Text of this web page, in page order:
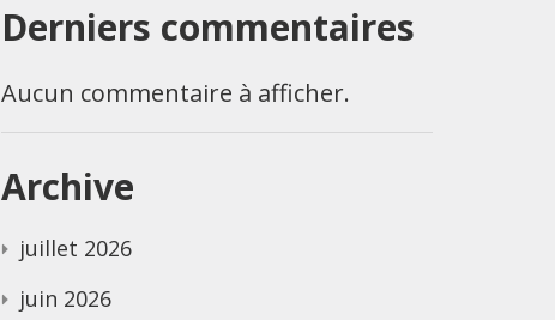
Derniers commentaires
Aucun commentaire à afficher.
Archive
juillet 2026
juin 2026